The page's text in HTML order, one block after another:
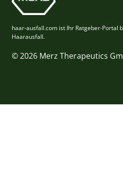
haar-ausfall.com ist Ihr Ratgeber-Portal
Haarausfall.
© 2026 Merz Therapeutics